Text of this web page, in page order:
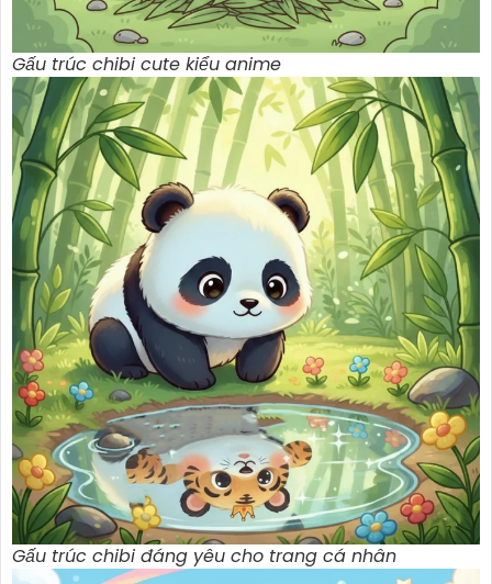
Gấu trúc chibi cute kiểu anime
Gấu trúc chibi đáng yêu cho trang cá nhân